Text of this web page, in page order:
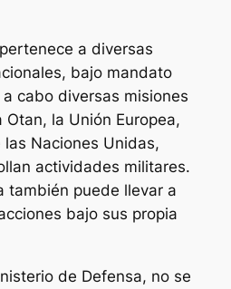
a diversas
bajo mandato
cabo diversas misiones
la Unión Europea,
Naciones Unidas,
actividades militares.
también puede llevar a
bajo sus propia
de Defensa, no se